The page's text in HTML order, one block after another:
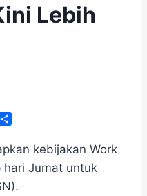
Lebih
M
a
e
kebijakan Work
hari Jumat untuk